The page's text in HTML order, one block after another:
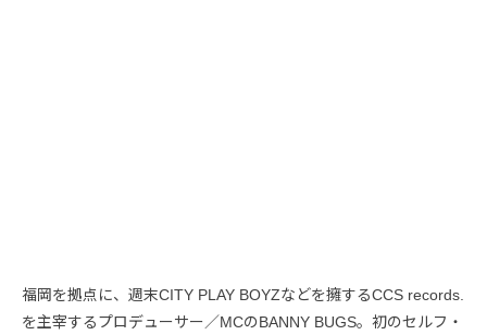
福岡を拠点に、週末CITY PLAY BOYZなどを擁するCCS records.
を主宰するプロデューサー／MCのBANNY BUGS。初のセルフ・